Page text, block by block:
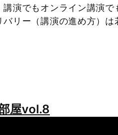
演でもオンライン講演
リー（講演の進め方）
屋vol.8